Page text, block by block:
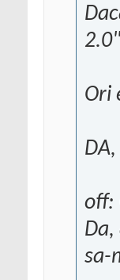
Ori
off:
sa-